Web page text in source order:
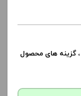
گزینه های محصول